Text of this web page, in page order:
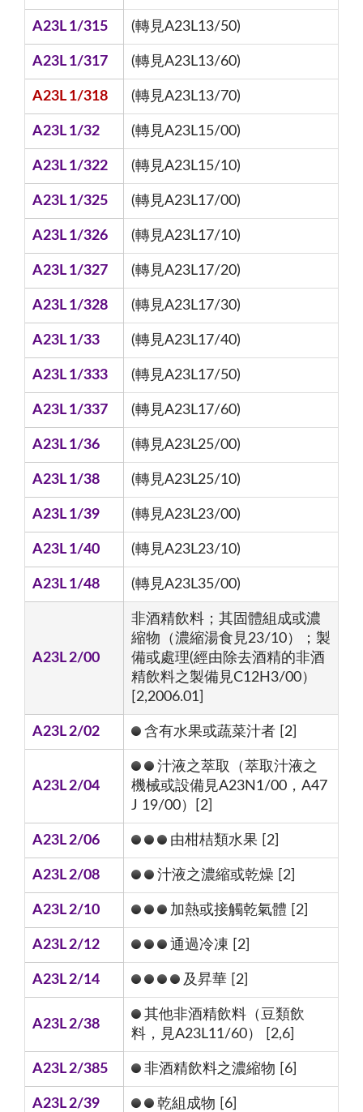
A23L 1/315 (轉見A23L13/50)
A23L 1/317 (轉見A23L13/60)
A23L 1/318 (轉見A23L13/70)
A23L 1/32 (轉見A23L15/00)
A23L 1/322 (轉見A23L15/10)
A23L 1/325 (轉見A23L17/00)
A23L 1/326 (轉見A23L17/10)
A23L 1/327 (轉見A23L17/20)
A23L 1/328 (轉見A23L17/30)
A23L 1/33 (轉見A23L17/40)
A23L 1/333 (轉見A23L17/50)
A23L 1/337 (轉見A23L17/60)
A23L 1/36 (轉見A23L25/00)
A23L 1/38 (轉見A23L25/10)
A23L 1/39 (轉見A23L23/00)
A23L 1/40 (轉見A23L23/10)
A23L 1/48 (轉見A23L35/00)
A23L 2/00
非酒精飲料；其固體組成或濃
縮物（濃縮湯食見23/10）；製
備或處理(經由除去酒精的非酒
精飲料之製備見C12H3/00）
[2,2006.01]
A23L 2/02 含有水果或蔬菜汁者 [2]
A23L 2/04
汁液之萃取（萃取汁液之
機械或設備見A23N1/00，A47
J 19/00）[2]
A23L 2/06 由柑桔類水果 [2]
A23L 2/08 汁液之濃縮或乾燥 [2]
A23L 2/10 加熱或接觸乾氣體 [2]
A23L 2/12 通過冷凍 [2]
A23L 2/14 及昇華 [2]
A23L 2/38
其他非酒精飲料（豆類飲
料，見A23L11/60） [2,6]
A23L 2/385 非酒精飲料之濃縮物 [6]
A23L 2/39 乾組成物 [6]